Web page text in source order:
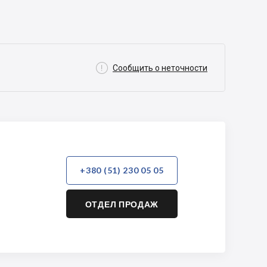
 Сообщить о неточности
+380 (51) 230 05 05
ОТДЕЛ ПРОДАЖ